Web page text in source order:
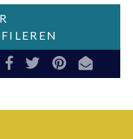
Facebook
Twitter
Pinterest
E-mail